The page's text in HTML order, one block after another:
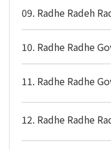
09. Radhe Radeh
10. Radhe Radhe
11. Radhe Radhe
12. Radhe Radhe